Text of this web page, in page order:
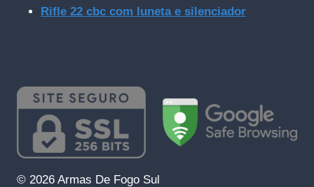
Rifle 22 cbc com luneta e silenciador
© 2026 Armas De Fogo Sul